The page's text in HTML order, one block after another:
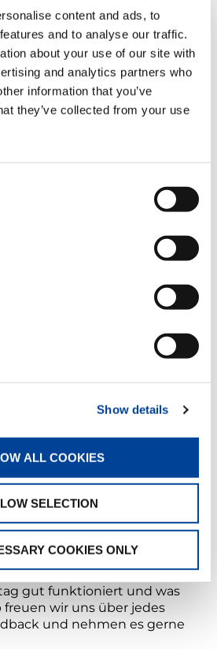
content and ads, to
and to analyse our traffic.
about your use of our site with
and analytics partners who
information that you’ve
they’ve collected from your use
Show details
ALL COOKIES
SELECTION
COOKIES ONLY
der den Echtzeit-
Winkel von +/- 30°
am Monitor anzeigt, und die
aus seiner Sicht
gut und geben ihm ein
Damit ist der AC 60-3
ihres neuen
genutzt, sich vor
mit dem Tadano Demag
mit dem Schwesterwerk in
vor allem den zuverlässigen
dass beide Marken in
sonst überall sehr auf
mit Jens Ennen.
bewertet er, dass in
oder Anregungen zur
auf Augenhöhe zugehört
die Jens Ennen
das, was wir wollen und
müssen vom Kunden
gut funktioniert und was
freuen wir uns über jedes
und nehmen es gerne